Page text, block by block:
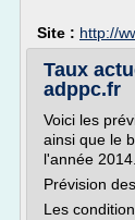
Site : http://
Taux
adppc.fr
Voici les
ainsi que le
l'année 2014.
Prévision
Les